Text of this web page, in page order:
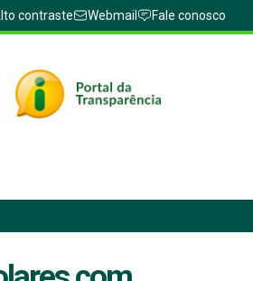
contraste Webmail Fale conosco